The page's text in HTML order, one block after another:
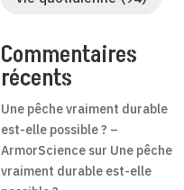
Commentaires
récents
Une pêche vraiment durable
est-elle possible ? –
ArmorScience sur Une pêche
vraiment durable est-elle